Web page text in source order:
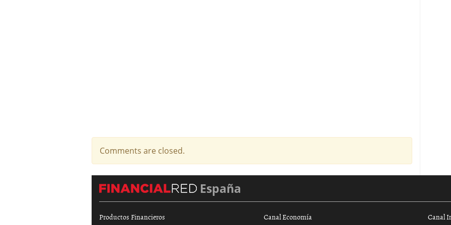
Comments are closed.
España
Productos Financieros Canal Economía Canal